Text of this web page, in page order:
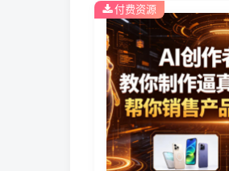
付费资源